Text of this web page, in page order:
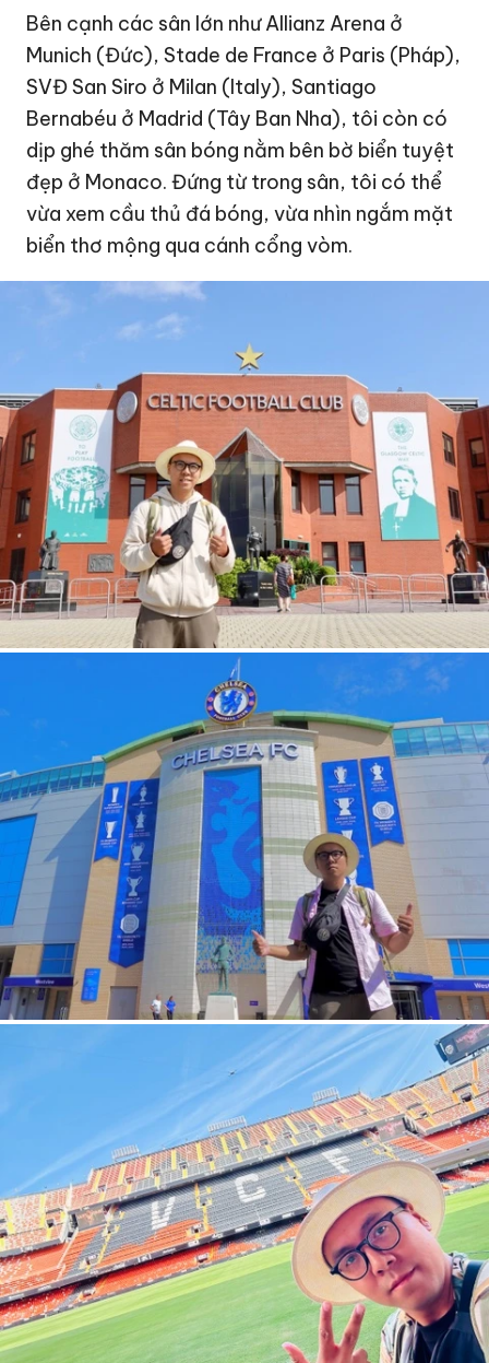
Bên cạnh các sân lớn như Allianz Arena ở
Munich (Đức), Stade de France ở Paris (Pháp),
SVĐ San Siro ở Milan (Italy), Santiago
Bernabéu ở Madrid (Tây Ban Nha), tôi còn có
dịp ghé thăm sân bóng nằm bên bờ biển tuyệt
đẹp ở Monaco. Đứng từ trong sân, tôi có thể
vừa xem cầu thủ đá bóng, vừa nhìn ngắm mặt
biển thơ mộng qua cánh cổng vòm.